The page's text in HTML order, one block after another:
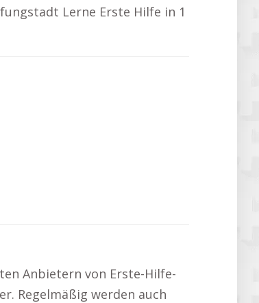
Lerne Erste Hilfe in 1
Anbietern von Erste-Hilfe-
Regelmäßig werden auch